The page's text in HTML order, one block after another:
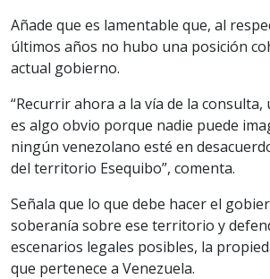
Añade que es lamentable que, al
últimos años no hubo una posición
actual gobierno.
“Recurrir ahora a la vía de la
es algo obvio porque nadie puede
ningún venezolano esté en
del territorio Esequibo”, comenta.
Señala que lo que debe hacer el
soberanía sobre ese territorio y
escenarios legales posibles, la
que pertenece a Venezuela.